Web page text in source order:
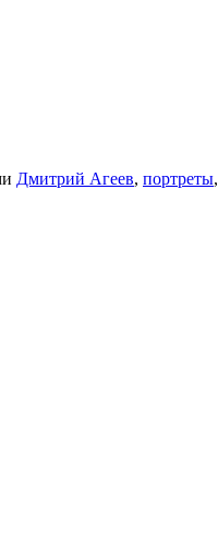
Дмитрий Агеев, портреты,